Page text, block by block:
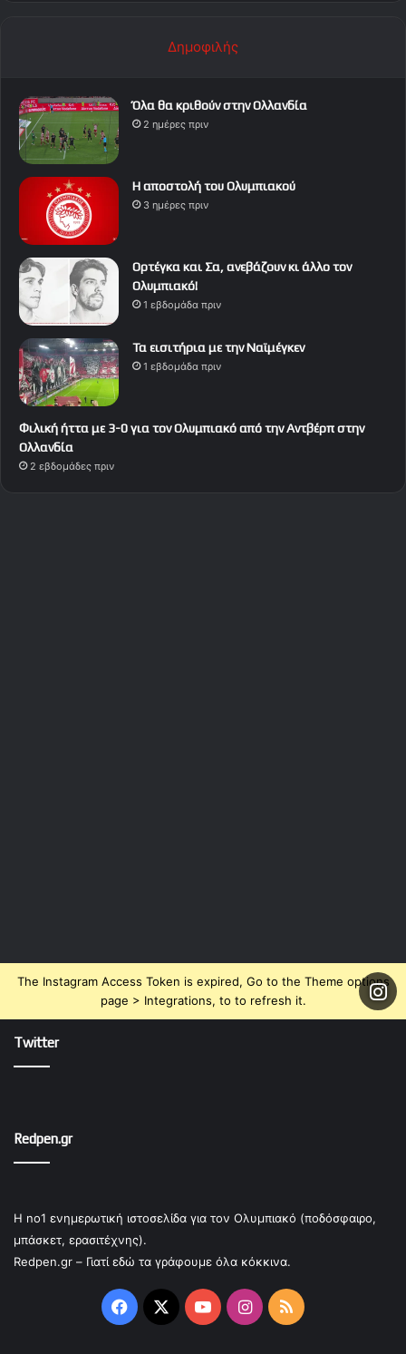
Δημοφιλής
Όλα θα κριθούν στην Ολλανδία
2 ημέρες πριν
Η αποστολή του Ολυμπιακού
3 ημέρες πριν
Ορτέγκα και Σα, ανεβάζουν κι άλλο τον
Ολυμπιακό!
1 εβδομάδα πριν
Τα εισιτήρια με την Ναϊμέγκεν
1 εβδομάδα πριν
Φιλική ήττα με 3-0 για τον Ολυμπιακό από την Αντβέρπ στην
Ολλανδία
2 εβδομάδες πριν
The Instagram Access Token is expired, Go to the Theme options
page > Integrations, to to refresh it.
Twitter
Redpen.gr
Η no1 ενημερωτική ιστοσελίδα για τον Ολυμπιακό (ποδόσφαιρο,
μπάσκετ, ερασιτέχνης).
Redpen.gr – Γιατί εδώ τα γράφουμε όλα κόκκινα.
Facebook
X YouTubeInstagram
RSS